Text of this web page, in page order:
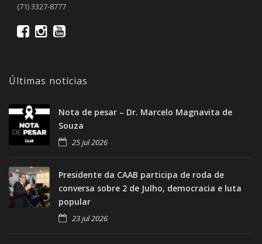
(71) 3327-8777
Últimas notícias
Nota de pesar – Dr. Marcelo Magnavita de
Souza
25 jul 2026
Presidente da CAAB participa de roda de
conversa sobre 2 de Julho, democracia e luta
popular
23 jul 2026